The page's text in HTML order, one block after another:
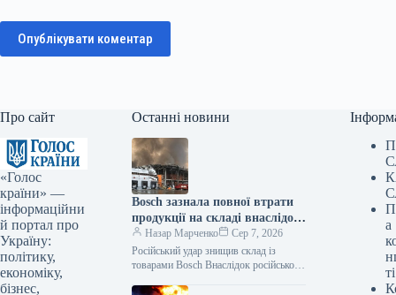
Опублікувати коментар
Про сайт
«Голос
країни» —
інформаційни
й портал про
Україну:
політику,
економіку,
бізнес,
Останні новини
Bosch зазнала повної втрати
продукції на складі внаслідок
російського нападу
Назар Марченко
Сер 7, 2026
Російський удар знищив склад із
товарами Bosch Внаслідок російської
а
ті